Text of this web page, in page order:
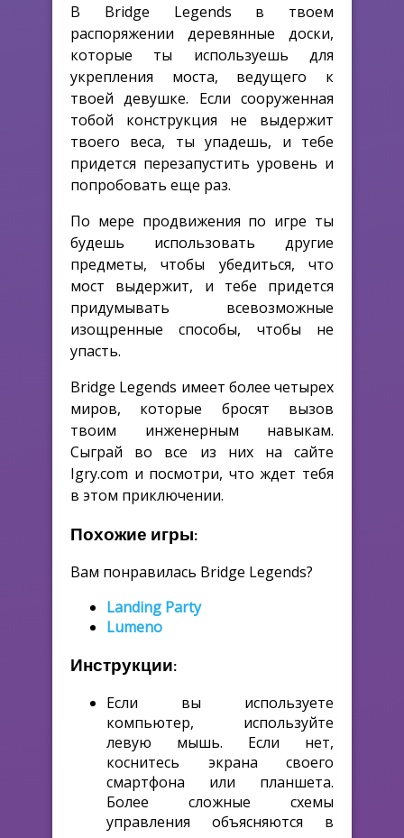
В Bridge Legends в твоем
распоряжении деревянные доски,
которые ты используешь для
укрепления моста, ведущего к
твоей девушке. Если сооруженная
тобой конструкция не выдержит
твоего веса, ты упадешь, и тебе
придется перезапустить уровень и
попробовать еще раз.
По мере продвижения по игре ты
будешь использовать другие
предметы, чтобы убедиться, что
мост выдержит, и тебе придется
придумывать всевозможные
изощренные способы, чтобы не
упасть.
Bridge Legends имеет более четырех
миров, которые бросят вызов
твоим инженерным навыкам.
Сыграй во все из них на сайте
Igry.com и посмотри, что ждет тебя
в этом приключении.
Похожие игры:
Вам понравилась Bridge Legends?
Landing Party
Lumeno
Инструкции:
Если вы используете
компьютер, используйте
левую мышь. Если нет,
коснитесь экрана своего
смартфона или планшета.
Более сложные схемы
управления объясняются в